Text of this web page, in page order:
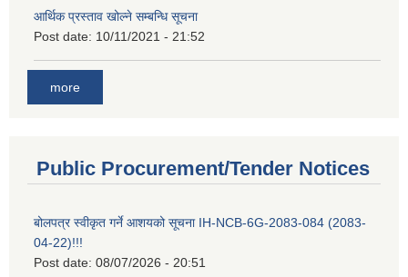
आर्थिक प्रस्ताव खोल्ने सम्बन्धि सूचना
Post date: 10/11/2021 - 21:52
more
Public Procurement/Tender Notices
बोलपत्र स्वीकृत गर्ने आशयको सूचना IH-NCB-6G-2083-084 (2083-
04-22)!!!
Post date: 08/07/2026 - 20:51